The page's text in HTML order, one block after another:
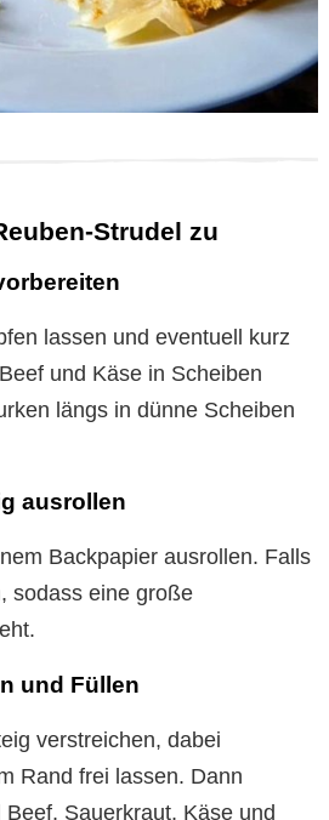
Strudel zu
lassen und eventuell kurz
und Käse in Scheiben
längs in dünne Scheiben
ausrollen
Backpapier ausrollen. Falls
sodass eine große
und Füllen
verstreichen, dabei
Rand frei lassen. Dann
Sauerkraut, Käse und